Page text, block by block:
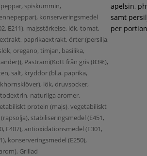
spiskummin,
konserveringsmedel
E211), majsstärkelse, lök, tomat,
paprikaextrakt, örter (persilja,
oregano, timjan, basilika,
Pastrami(Kött från gris (83%),
salt, kryddor (bl.a. paprika,
lök, druvsocker,
naturliga aromer,
protein (majs), vegetabiliskt
stabiliseringsmedel (E451,
E407), antioxidationsmedel (E301,
konserveringsmedel (E250),
Grillad
apelsin,
samt
per